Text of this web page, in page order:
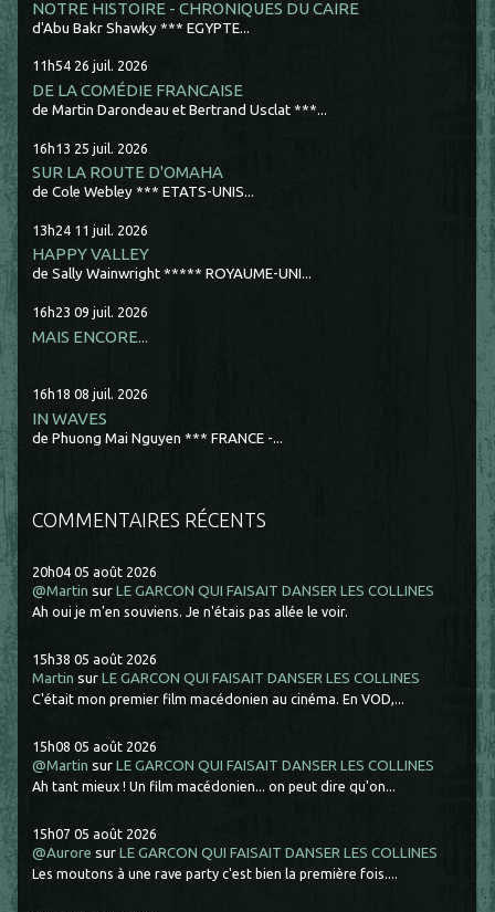
NOTRE HISTOIRE - CHRONIQUES DU CAIRE
d'Abu Bakr Shawky *** EGYPTE...
11h54 26 juil. 2026
DE LA COMÉDIE FRANCAISE
de Martin Darondeau et Bertrand Usclat ***...
16h13 25 juil. 2026
SUR LA ROUTE D'OMAHA
de Cole Webley *** ETATS-UNIS...
13h24 11 juil. 2026
HAPPY VALLEY
de Sally Wainwright ***** ROYAUME-UNI...
16h23 09 juil. 2026
MAIS ENCORE...
16h18 08 juil. 2026
IN WAVES
de Phuong Mai Nguyen *** FRANCE -...
COMMENTAIRES RÉCENTS
20h04 05 août 2026
@Martin surLE GARCON QUI FAISAIT DANSER LES COLLINES
Ah oui je m'en souviens. Je n'étais pas allée le voir.
15h38 05 août 2026
Martin surLE GARCON QUI FAISAIT DANSER LES COLLINES
C'était mon premier film macédonien au cinéma. En VOD,...
15h08 05 août 2026
@Martin surLE GARCON QUI FAISAIT DANSER LES COLLINES
Ah tant mieux ! Un film macédonien... on peut dire qu'on...
15h07 05 août 2026
@Aurore surLE GARCON QUI FAISAIT DANSER LES COLLINES
Les moutons à une rave party c'est bien la première fois....